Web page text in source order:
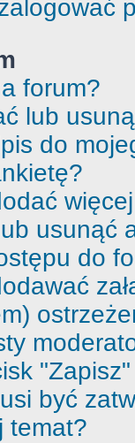
forum?
lub
do
usunąć
do
być
temat?